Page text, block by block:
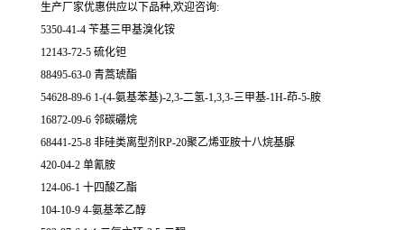
生产厂家优惠供应以下品种,欢迎咨询:
5350-41-4 苄基三甲基溴化铵
12143-72-5 硫化钽
88495-63-0 青蒿琥酯
54628-89-6 1-(4-氨基苯基)-2,3-二氢-1,3,3-三甲基-1H-茚-5-胺
16872-09-6 邻碳硼烷
68441-25-8 非硅类离型剂RP-20聚乙烯亚胺十八烷基脲
420-04-2 单氰胺
124-06-1 十四酸乙酯
104-10-9 4-氨基苯乙醇